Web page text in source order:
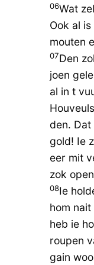
06Wat
Ook al
mouten
07Den
joen
al in t
den.
gold! Ie
eer mit
zok
08Ie
hom
heb ie
roupen
gain